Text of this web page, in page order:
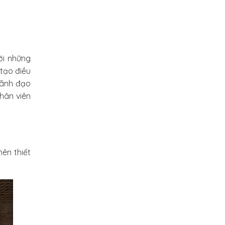
những
điều
đạo
viên
thiết